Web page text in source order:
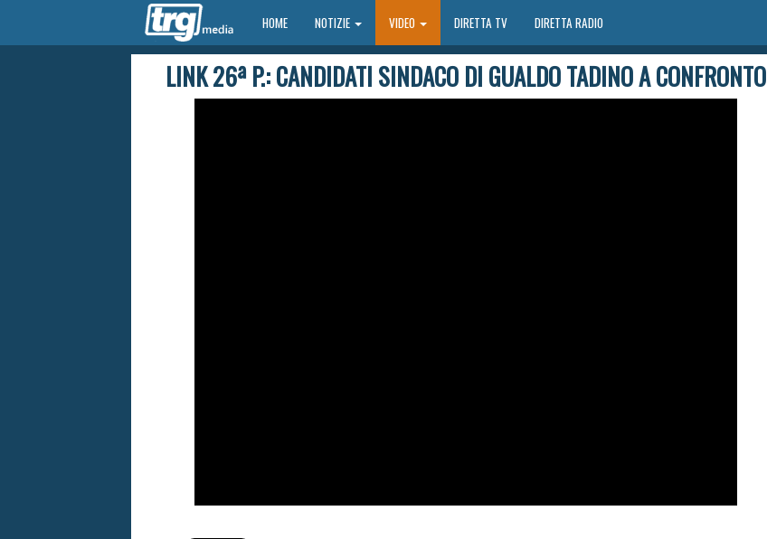
HOMEHOME NOTIZIE VIDEO DIRETTA TV DIRETTA RADIO
LINK 26ª P.: CANDIDATI SINDACO DI GUALDO TADINO A CONFRONTO